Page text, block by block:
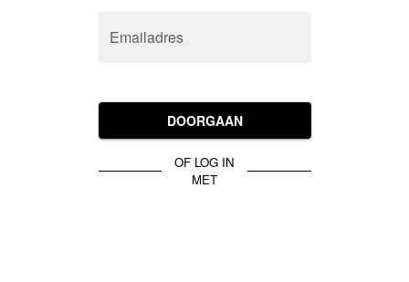
Emailadres
DOORGAAN
OF LOG IN
MET